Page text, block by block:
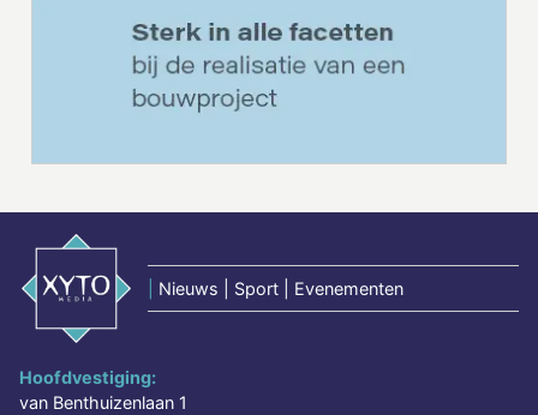
Nieuws | Sport | Evenementen
Hoofdvestiging:
van Benthuizenlaan 1